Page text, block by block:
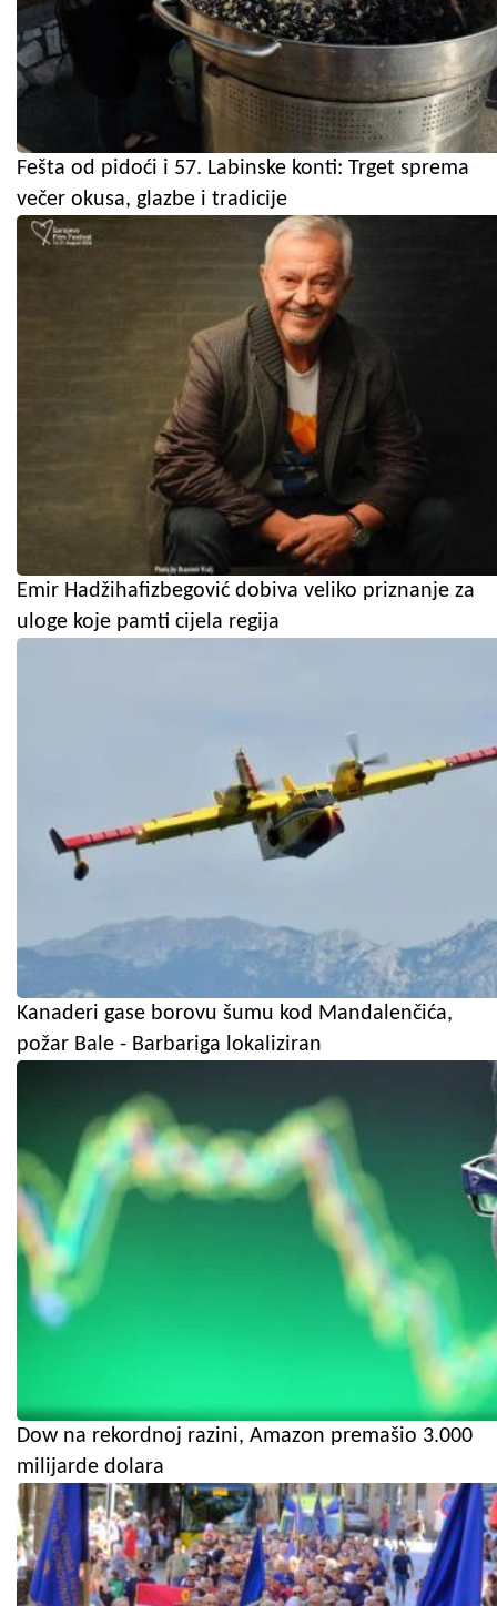
Fešta od pidoći i 57. Labinske konti: Trget sprema
večer okusa, glazbe i tradicije
Emir Hadžihafizbegović dobiva veliko priznanje za
uloge koje pamti cijela regija
Kanaderi gase borovu šumu kod Mandalenčića,
požar Bale - Barbariga lokaliziran
Dow na rekordnoj razini, Amazon premašio 3.000
milijarde dolara